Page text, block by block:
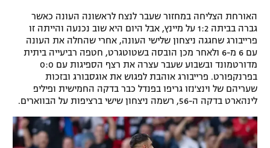
האורחת הצליחה במחזור שעבר לנצח לראשונה העונה כאשר
גברה בביתה 1:2 על מיינץ, אבל היום היא שוב נכנעה והייתה זו
פרייבורג שחגגה ניצחון שלישי העונה, אחרי שהחלה את העונה
עם 6 מ-6 ולאחר מכן הובסה בשטוטגרט, חטפה רביעייה ביתית
מדורטמונד ובשבוע שעבר עצרה את רצף הספיגות עם 0:0
בפרנקפורט. פרייבורג אוהבת לפגוש את אוגסבורג ובזכות
שעריהם של וינצ'נזו גריפו בפנדל כבר בדקה החמישית ופיליפ
לינהארט בדקה ה-56, רשמה ניצחון שישי ברציפות על הבווארים.